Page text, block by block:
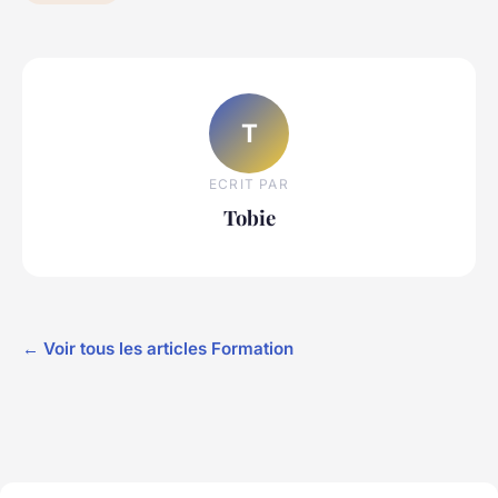
T
ECRIT PAR
Tobie
← Voir tous les articles Formation